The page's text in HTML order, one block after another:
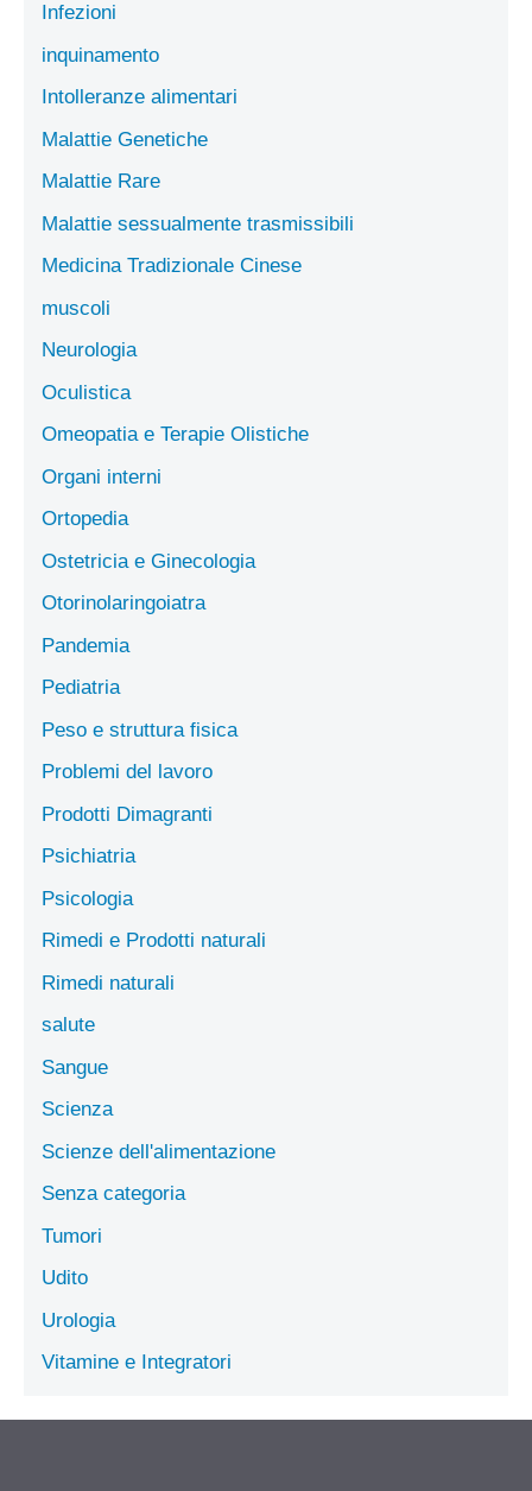
Infezioni
inquinamento
Intolleranze alimentari
Malattie Genetiche
Malattie Rare
Malattie sessualmente trasmissibili
Medicina Tradizionale Cinese
muscoli
Neurologia
Oculistica
Omeopatia e Terapie Olistiche
Organi interni
Ortopedia
Ostetricia e Ginecologia
Otorinolaringoiatra
Pandemia
Pediatria
Peso e struttura fisica
Problemi del lavoro
Prodotti Dimagranti
Psichiatria
Psicologia
Rimedi e Prodotti naturali
Rimedi naturali
salute
Sangue
Scienza
Scienze dell'alimentazione
Senza categoria
Tumori
Udito
Urologia
Vitamine e Integratori